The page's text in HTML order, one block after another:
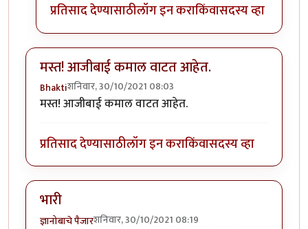
प्रतिसाद देण्यासाठीलॉग इन कराकिंवासदस्य व्हा
मस्त! आजीबाई कमाल वाटत आहेत.
Bhaktiशनिवार, 30/10/2021 08:03
मस्त! आजीबाई कमाल वाटत आहेत.
प्रतिसाद देण्यासाठीलॉग इन कराकिंवासदस्य व्हा
भारी
ज्ञानोबाचे पैजारशनिवार, 30/10/2021 08:19